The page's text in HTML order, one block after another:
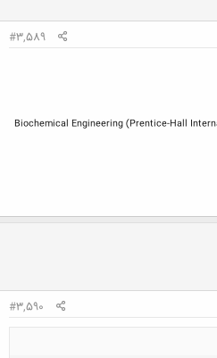
#3,589
Biochemical Engineering (Prentice-Hall
#3,590